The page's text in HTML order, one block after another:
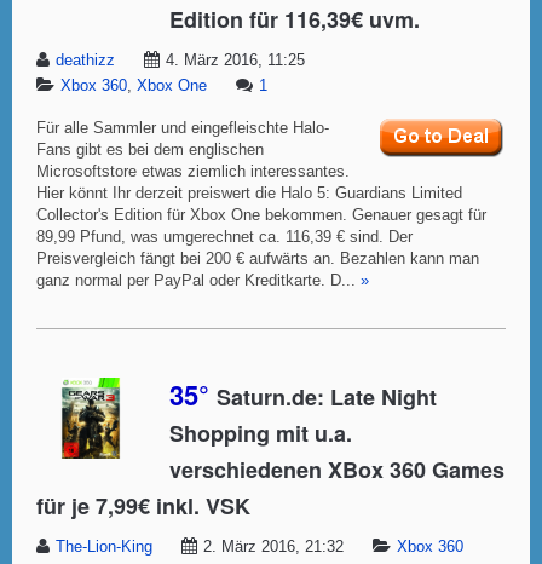
Edition für 116,39€ uvm.
deathizz
4. März 2016, 11:25
Xbox 360 Xbox One 1
Für alle Sammler und eingefleischte Halo-
Fans gibt es bei dem englischen
Microsoftstore etwas ziemlich interessantes.
Hier könnt Ihr derzeit preiswert die Halo 5: Guardians Limited
Collector's Edition für Xbox One bekommen. Genauer gesagt für
89,99 Pfund, was umgerechnet ca. 116,39 € sind. Der
Preisvergleich fängt bei 200 € aufwärts an. Bezahlen kann man
ganz normal per PayPal oder Kreditkarte. D... »
35° Saturn.de: Late Night
Shopping mit u.a.
verschiedenen XBox 360 Games
für je 7,99€ inkl. VSK
The-Lion-King 2. März 2016, 21:32
Xbox 360